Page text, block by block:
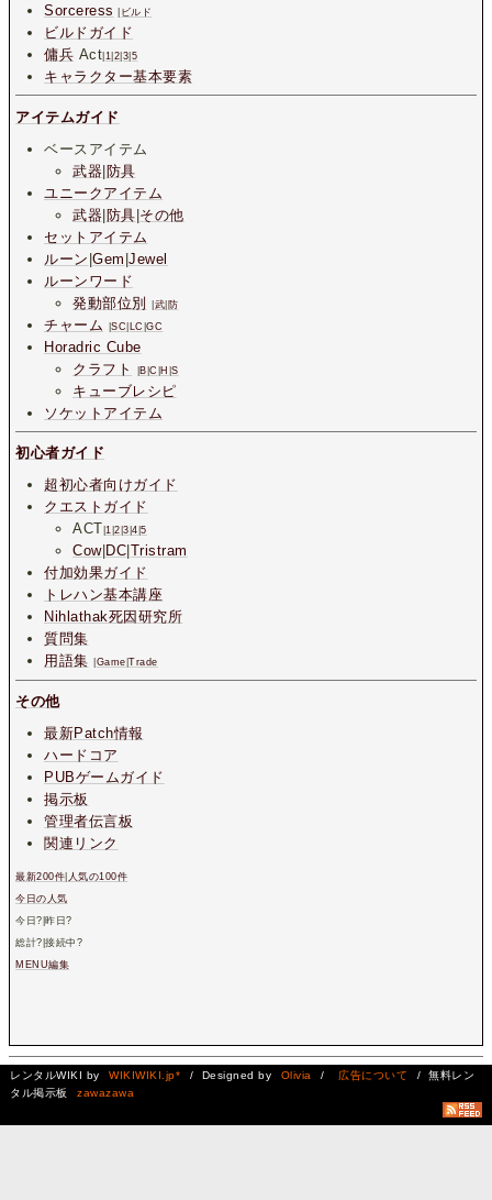
Sorceress ビルド
ビルドガイド
傭兵 Act 1 2 3 5
キャラクター基本要素
アイテムガイド
ベースアイテム
武器|防具
ユニークアイテム
武器|防具|その他
セットアイテム
ルーン |Gem |Jewel
ルーンワード
発動部位別
武 防
チャーム |SC LC |GC
Horadric Cube
クラフト
B |C H |S
キューブレシピ
ソケットアイテム
初心者ガイド
超初心者向けガイド
クエストガイド
ACT |1 |2 |3 |4 |5
Cow| DC Tristram
付加効果ガイド
トレハン基本講座
Nihlathak死因研究所
質問集
用語集
Game |Trade
その他
最新Patch情報
ハードコア
PUBゲームガイド
掲示板
管理者伝言板
関連リンク
最新200件 人気の100件
今日の人気
今日? |昨日?
総計? |接続中 ?
MENU編集
レンタルWIKI by WIKIWIKI.jp* / Designed by Olivia / 広告について
/ 無料レン
タル掲示板
zawazawa